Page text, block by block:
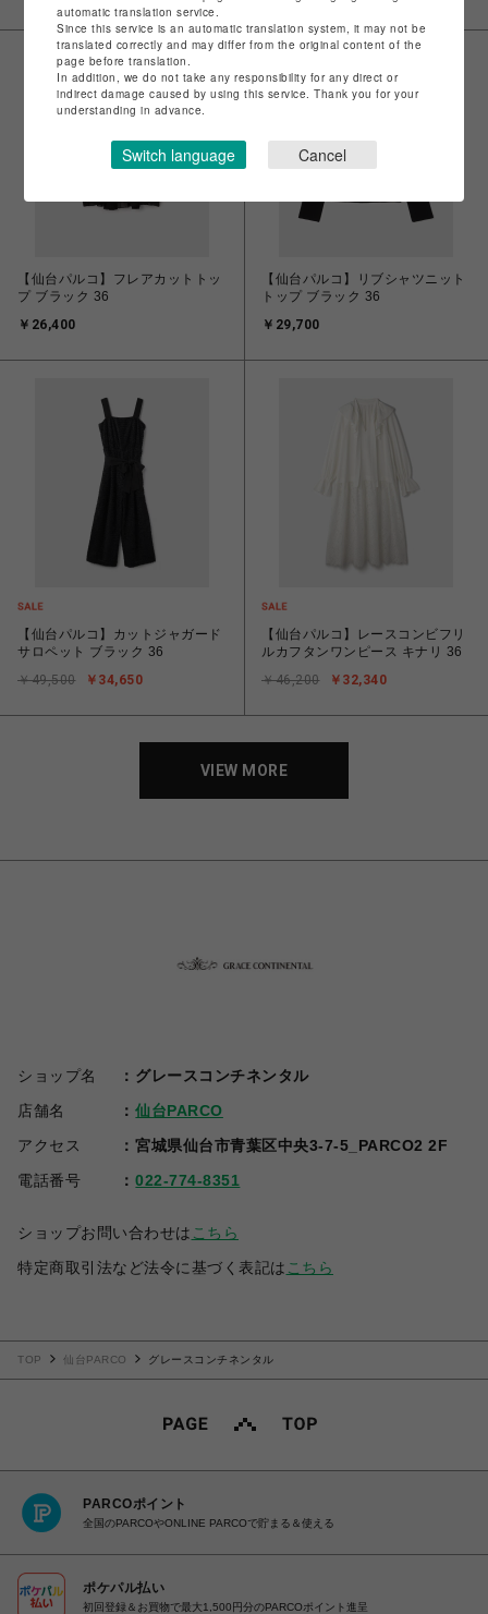
【仙台パルコ】フレアカットトッ
プ ブラック 36
￥26,400
【仙台パルコ】リブシャツニット
トップ ブラック 36
￥29,700
【仙台パルコ】カットジャガード
サロペット ブラック 36
￥34,650
￥49,500
【仙台パルコ】レースコンビフリ
ルカフタンワンピース キナリ 36
￥32,340
￥46,200
VIEW MORE
ショップ名
グレースコンチネンタル
店舗名
仙台PARCO
アクセス
宮城県仙台市青葉区中央3-7-5_PARCO2 2F
電話番号
022-774-8351
ショップお問い合わせは こちら
特定商取引法など法令に基づく表記は こちら
TOP 仙台PARCO グレースコンチネンタル
PARCOポイント
全国のPARCOやONLINE PARCOで貯まる＆使える
ポケパル払い
初回登録＆お買物で最大1,500円分のPARCOポイント進呈
automatic translation service.
Since this service is an automatic translation system, it may not be
translated correctly and may differ from the original content of the
page before translation.
In addition, we do not take any responsibility for any direct or
indirect damage caused by using this service. Thank you for your
understanding in advance.
Switch language Cancel